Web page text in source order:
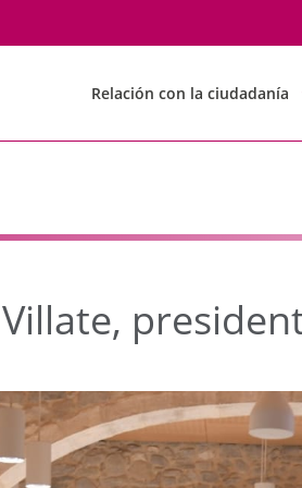
Relación con la ciudadanía